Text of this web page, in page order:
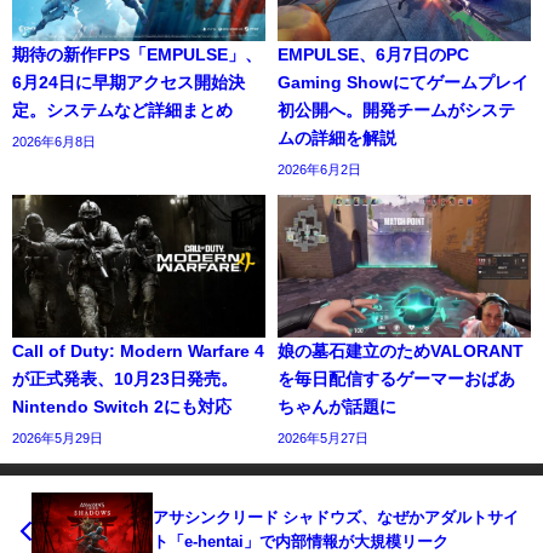
期待の新作FPS「EMPULSE」、
6月24日に早期アクセス開始決
定。システムなど詳細まとめ
2026年6月8日
EMPULSE、6月7日のPC
Gaming Showにてゲームプレイ
初公開へ。開発チームがシステ
ムの詳細を解説
2026年6月2日
Call of Duty: Modern Warfare 4
が正式発表、10月23日発売。
Nintendo Switch 2にも対応
2026年5月29日
娘の墓石建立のためVALORANT
を毎日配信するゲーマーおばあ
ちゃんが話題に
2026年5月27日
アサシンクリード シャドウズ、なぜかアダルトサイ
ト「e-hentai」で内部情報が大規模リーク